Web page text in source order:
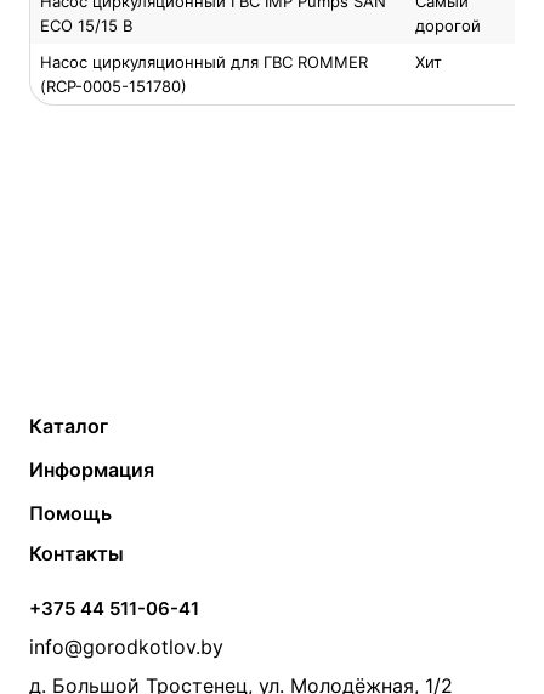
ECO 15/15 B
дорогой
Насос циркуляционный для ГВС ROMMER
(RCP-0005-151780)
Хит
Каталог
Твердотопливные котлы
Электрические котлы
Банные печи
Камины и печи
Теплый пол
Радиаторы
Насосы
Дымоходы
Информация
Контакты
Статьи
Акции
Производители
Помощь
Монтаж систем отопления
Прайс по монтажу систем отопления
Проект систем отопления
Контакты
+375 44 511-06-41
info@gorodkotlov.by
д. Большой Тростенец, ул. Молодёжная, 1/2